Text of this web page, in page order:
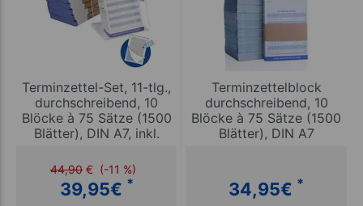
Terminzettel-Set, 11-tlg.,
durchschreibend, 10
Blöcke à 75 Sätze (1500
Blätter), DIN A7, inkl.
44,90 € (-11 %)
39,95€ *
Terminzettelblock
durchschreibend, 10
Blöcke à 75 Sätze (1500
Blätter), DIN A7
34,95€ *